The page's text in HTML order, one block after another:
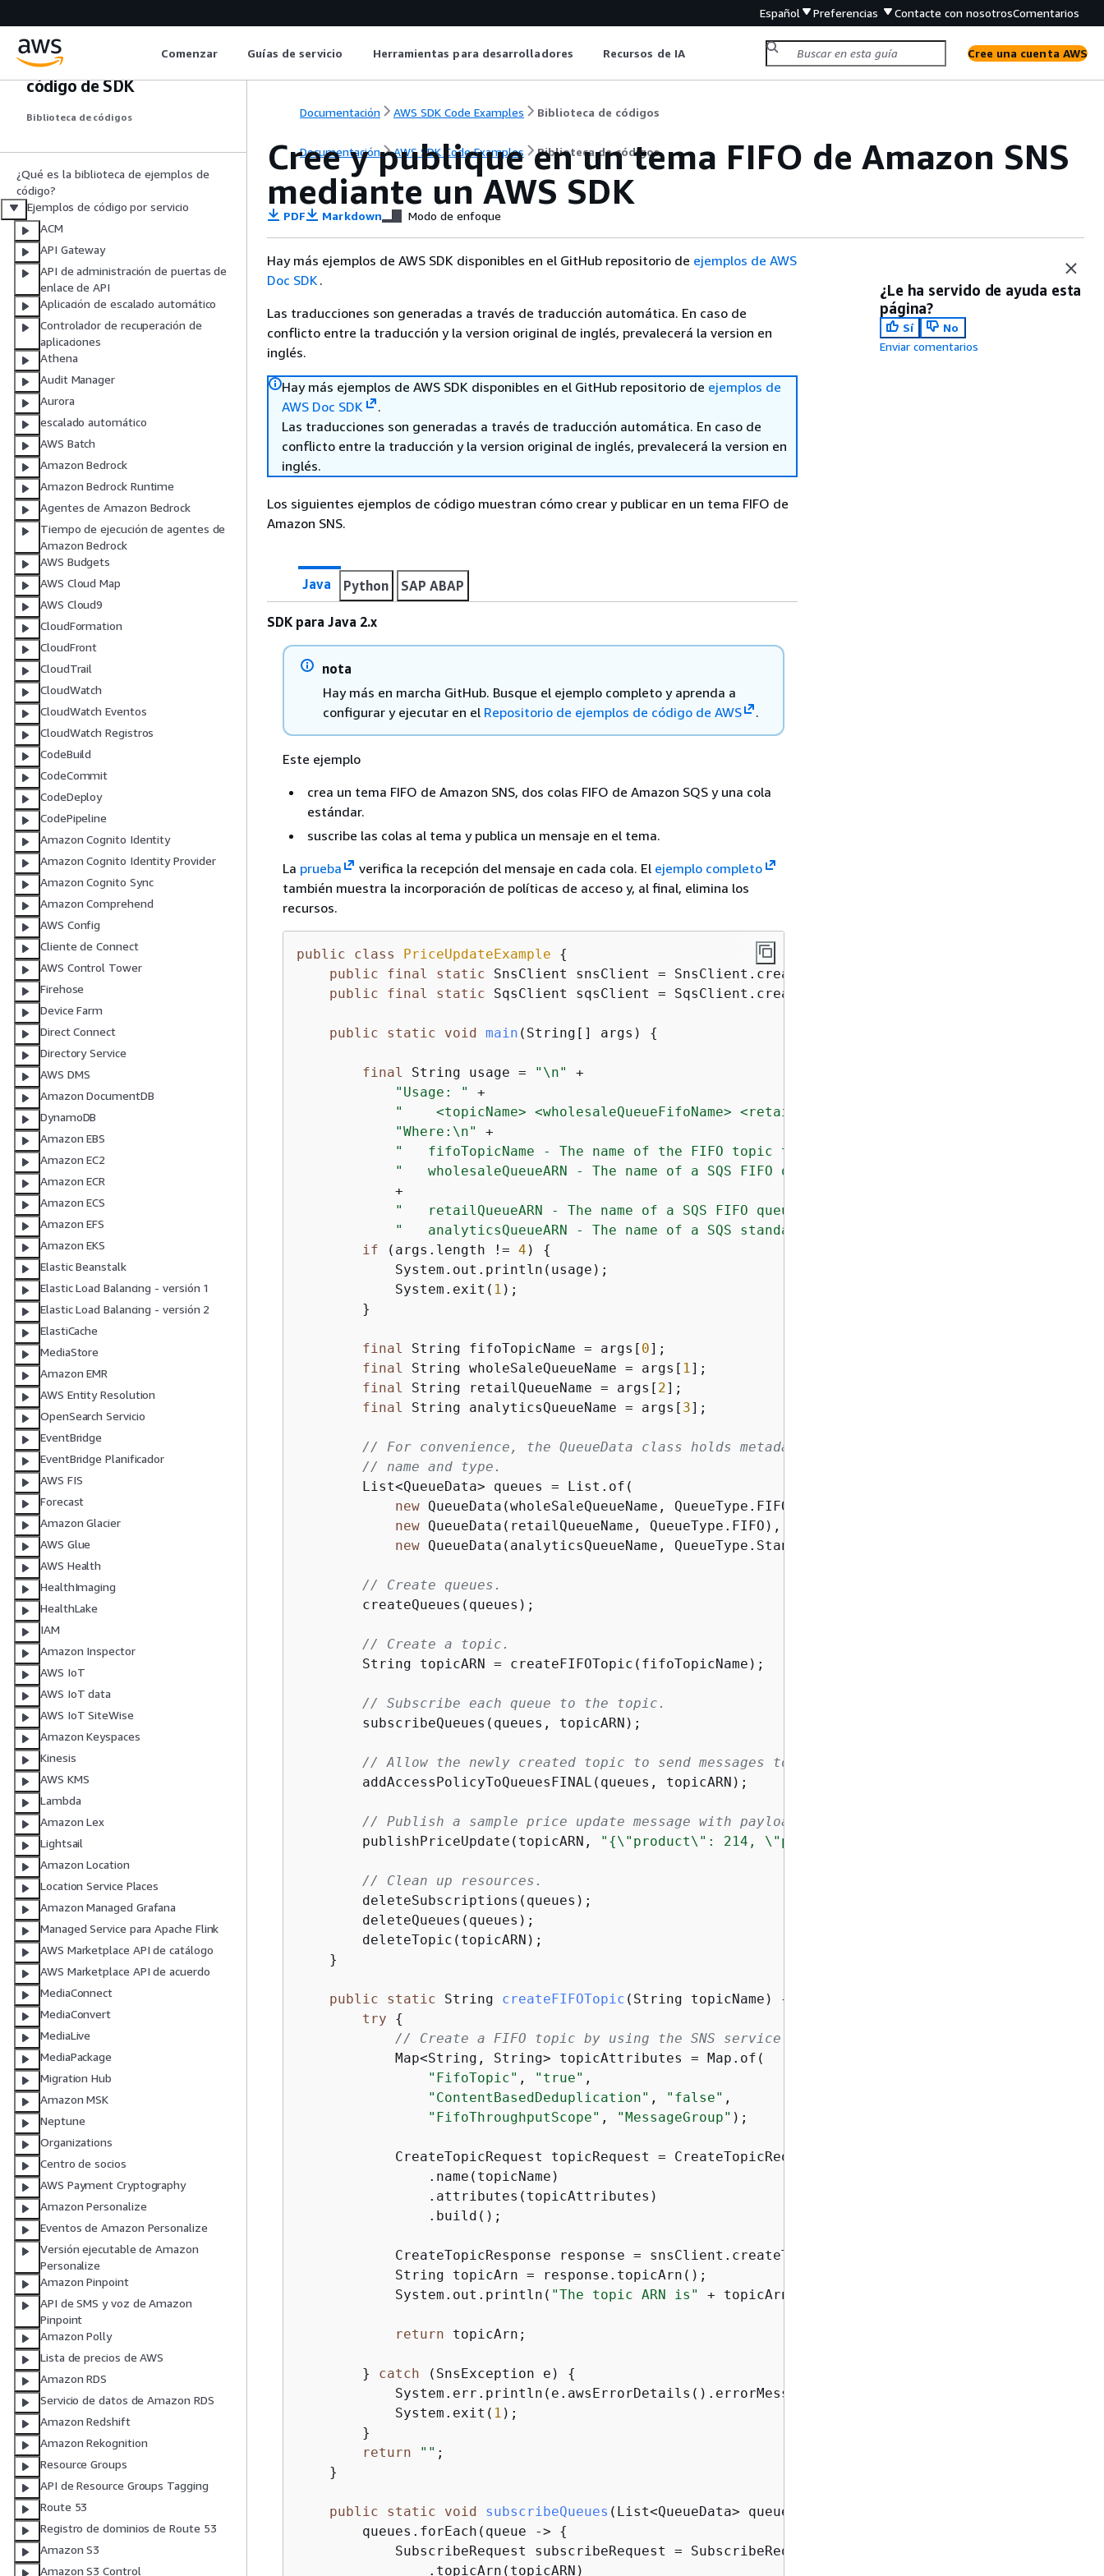
Español Preferencias Contacte con nosotrosComentarios
Comenzar Guías de servicio Herramientas para desarrolladores Recursos de IA Cree una cuenta AWS
AWS Ejemplos de
código de SDK
Biblioteca de códigos
¿Qué es la biblioteca de ejemplos de
código?
Ejemplos de código por servicio
ACM
API Gateway
API de administración de puertas de
enlace de API
Aplicación de escalado automático
Controlador de recuperación de
aplicaciones
Athena
Audit Manager
Aurora
escalado automático
AWS Batch
Amazon Bedrock
Amazon Bedrock Runtime
Agentes de Amazon Bedrock
Tiempo de ejecución de agentes de
Amazon Bedrock
AWS Budgets
AWS Cloud Map
AWS Cloud9
CloudFormation
CloudFront
CloudTrail
CloudWatch
CloudWatch Eventos
CloudWatch Registros
CodeBuild
CodeCommit
CodeDeploy
CodePipeline
Amazon Cognito Identity
Amazon Cognito Identity Provider
Amazon Cognito Sync
Amazon Comprehend
AWS Config
Cliente de Connect
AWS Control Tower
Firehose
Device Farm
Direct Connect
Directory Service
AWS DMS
Amazon DocumentDB
DynamoDB
Amazon EBS
Amazon EC2
Amazon ECR
Amazon ECS
Amazon EFS
Amazon EKS
Elastic Beanstalk
Elastic Load Balancing - versión 1
Elastic Load Balancing - versión 2
ElastiCache
MediaStore
Amazon EMR
AWS Entity Resolution
OpenSearch Servicio
EventBridge
EventBridge Planificador
AWS FIS
Forecast
Amazon Glacier
AWS Glue
AWS Health
HealthImaging
HealthLake
IAM
Amazon Inspector
AWS IoT
AWS IoT data
AWS IoT SiteWise
Amazon Keyspaces
Kinesis
AWS KMS
Lambda
Amazon Lex
Lightsail
Amazon Location
Location Service Places
Amazon Managed Grafana
Managed Service para Apache Flink
AWS Marketplace API de catálogo
AWS Marketplace API de acuerdo
MediaConnect
MediaConvert
MediaLive
MediaPackage
Migration Hub
Amazon MSK
Neptune
Organizations
Centro de socios
AWS Payment Cryptography
Amazon Personalize
Eventos de Amazon Personalize
Versión ejecutable de Amazon
Personalize
Amazon Pinpoint
API de SMS y voz de Amazon
Pinpoint
Amazon Polly
Lista de precios de AWS
Amazon RDS
Servicio de datos de Amazon RDS
Amazon Redshift
Amazon Rekognition
Resource Groups
API de Resource Groups Tagging
Route 53
Registro de dominios de Route 53
Amazon S3
Amazon S3 Control
Documentación AWS SDK Code Examples Biblioteca de códigos
Documentación AWS SDK Code Examples Biblioteca de códigos
Cree y publique en un tema FIFO de Amazon SNS
mediante un AWS SDK
PDF Markdown Modo de enfoque
Hay más ejemplos de AWS SDK disponibles en el GitHub repositorio de ejemplos de AWS
Doc SDK.
Las traducciones son generadas a través de traducción automática. En caso de
conflicto entre la traducción y la version original de inglés, prevalecerá la version en
inglés.
Hay más ejemplos de AWS SDK disponibles en el GitHub repositorio de ejemplos de
AWS Doc SDK
.
Las traducciones son generadas a través de traducción automática. En caso de
conflicto entre la traducción y la version original de inglés, prevalecerá la version en
inglés.
Los siguientes ejemplos de código muestran cómo crear y publicar en un tema FIFO de
Amazon SNS.
Java Python SAP ABAP
SDK para Java 2.x
nota
Hay más en marcha GitHub. Busque el ejemplo completo y aprenda a
configurar y ejecutar en el Repositorio de ejemplos de código de AWS .
Este ejemplo
crea un tema FIFO de Amazon SNS, dos colas FIFO de Amazon SQS y una cola
estándar.
suscribe las colas al tema y publica un mensaje en el tema.
La prueba verifica la recepción del mensaje en cada cola. El ejemplo completo
también muestra la incorporación de políticas de acceso y, al final, elimina los
recursos.
public class PriceUpdateExample
{
public
final static SnsClient snsClient = SnsClient.create();
public
final static SqsClient sqsClient = SqsClient.create();
public static void main (String[] args) {
final String usage = "\n"
+
"Usage: "
+
"    <topicName> <wholesaleQueueFifoName> <retailQueueFifoName>
"Where:\n"
+
"   fifoTopicName - The name of the FIFO topic that you want to create. \n\n"
"   wholesaleQueueARN - The name of a SQS FIFO queue that will be created for the
            +
"   retailQueueARN - The name of a SQS FIFO queue that will created for the retail
"   analyticsQueueARN - The name of a SQS standard queue that will be created for
if (args.length != 4 ) {
            System.out.println(usage);
            System.exit(
1 );
        }
final String fifoTopicName = args[ 0];
final String wholeSaleQueueName = args[ 1];
final String retailQueueName = args[ 2];
final String analyticsQueueName = args[ 3];
// For convenience, the QueueData class holds metadata about a queue: ARN, URL,
// name and type.
        List<QueueData> queues = List.of(
new QueueData(wholeSaleQueueName, QueueType.FIFO),
new QueueData(retailQueueName, QueueType.FIFO),
new QueueData(analyticsQueueName, QueueType.Standard));
// Create queues.
        createQueues(queues);
// Create a topic.
        String topicARN = createFIFOTopic(fifoTopicName);
// Subscribe each queue to the topic.
        subscribeQueues(queues, topicARN);
// Allow the newly created topic to send messages to the queues.
        addAccessPolicyToQueuesFINAL(queues, topicARN);
// Publish a sample price update message with payload.
        publishPriceUpdate(topicARN,
" {\"product\": 214, \"price\": 79.99}"
// Clean up resources.
        deleteSubscriptions(queues);
        deleteQueues(queues);
        deleteTopic(topicARN);
    }
public static String createFIFOTopic (String topicName)
{
try
{
// Create a FIFO topic by using the SNS service client.
            Map<String, String> topicAttributes = Map.of(
"FifoTopic" , "true" ,
"ContentBasedDeduplication" , "false" ,
"FifoThroughputScope" , "MessageGroup" );
            CreateTopicRequest topicRequest = CreateTopicRequest.builder()
                .name(topicName)
                .attributes(topicAttributes)
                .build();
            CreateTopicResponse response = snsClient.createTopic(topicRequest);
            String topicArn = response.topicArn();
            System.out.println(
"The topic ARN is" + topicArn);
return topicArn;
        }
catch (SnsException e) {
            System.err.println(e.awsErrorDetails().errorMessage());
            System.exit(
1 );
        }
return
"" ;
    }
public static void subscribeQueues (List<QueueData> queues, String topicARN)
        queues.forEach(queue ->
{
            SubscribeRequest subscribeRequest = SubscribeRequest.builder()
                .topicArn(topicARN)
¿Le ha servido de ayuda esta
página?
Sí
No
Enviar comentarios